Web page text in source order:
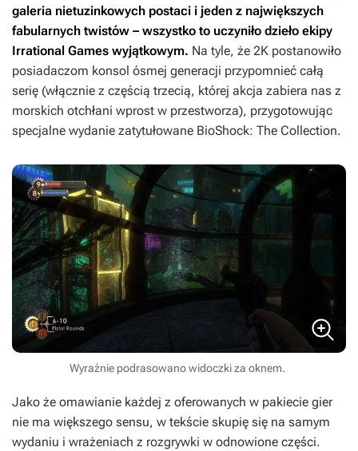
galeria nietuzinkowych postaci i jeden z największych
fabularnych twistów – wszystko to uczyniło dzieło ekipy
Irrational Games wyjątkowym. Na tyle, że 2K postanowiło
posiadaczom konsol ósmej generacji przypomnieć całą
serię (włącznie z częścią trzecią, której akcja zabiera nas z
morskich otchłani wprost w przestworza), przygotowując
specjalne wydanie zatytułowane BioShock: The Collection.
Wyraźnie podrasowano widoczki za oknem.
Jako że omawianie każdej z oferowanych w pakiecie gier
nie ma większego sensu, w tekście skupię się na samym
wydaniu i wrażeniach z rozgrywki w odnowione części.